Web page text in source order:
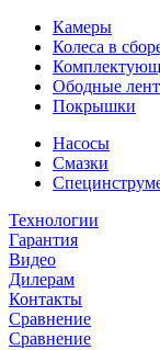
Камеры
Колеса в
Ободные
Покрышки
Насосы
Смазки
Технологии
Гарантия
Видео
Дилерам
Контакты
Сравнение
Сравнение